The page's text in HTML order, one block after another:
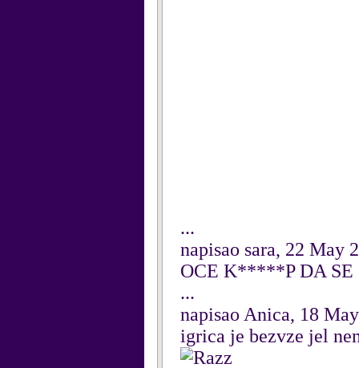
...
napisao sara, 22 May
OCE K*****P DA SE
...
napisao Anica, 18
igrica je bezvze jel